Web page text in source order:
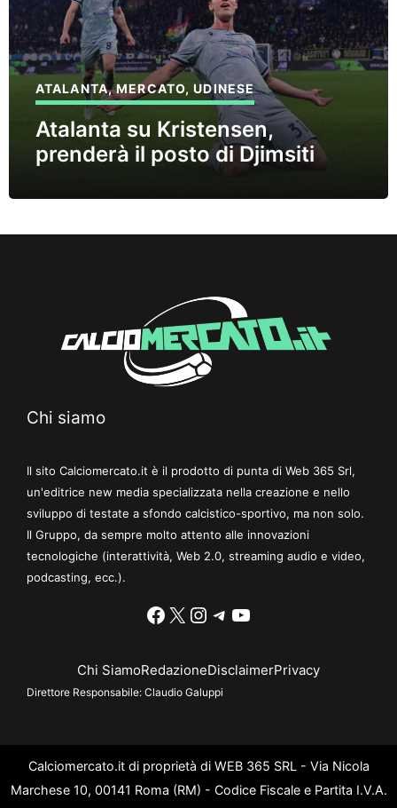
ATALANTA,MERCATO,UDINESE
Atalanta su Kristensen,
prenderà il posto di Djimsiti
Chi siamo
Il sito Calciomercato.it è il prodotto di punta di Web 365 Srl,
un'editrice new media specializzata nella creazione e nello
sviluppo di testate a sfondo calcistico-sportivo, ma non solo.
Il Gruppo, da sempre molto attento alle innovazioni
tecnologiche (interattività, Web 2.0, streaming audio e video,
podcasting, ecc.).
Facebook
X Instagram
Telegram
YouTube
Chi SiamoRedazioneDisclaimerPrivacy
Direttore Responsabile: Claudio Galuppi
Calciomercato.it di proprietà di WEB 365 SRL - Via Nicola
Marchese 10, 00141 Roma (RM) - Codice Fiscale e Partita I.V.A.